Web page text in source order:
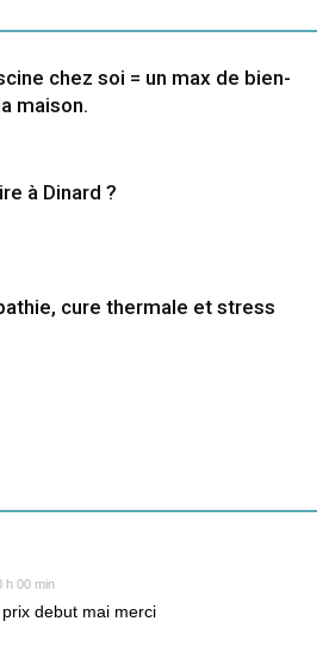
chez soi = un max de bien-
maison.
à Dinard ?
cure thermale et stress
h 00 min
debut mai merci